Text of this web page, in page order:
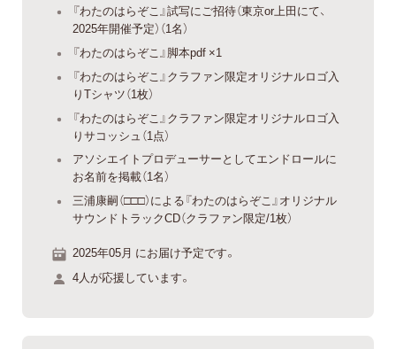
『わたのはらぞこ』試写にご招待（東京or上田にて、
2025年開催予定）（1名）
『わたのはらぞこ』脚本pdf ×1
『わたのはらぞこ』クラファン限定オリジナルロゴ入
りTシャツ（1枚）
『わたのはらぞこ』クラファン限定オリジナルロゴ入
りサコッシュ（1点）
アソシエイトプロデューサーとしてエンドロールに
お名前を掲載（1名）
三浦康嗣（□□□）による『わたのはらぞこ』オリジナル
サウンドトラックCD（クラファン限定/1枚）
2025年05月 にお届け予定です。
4人が応援しています。